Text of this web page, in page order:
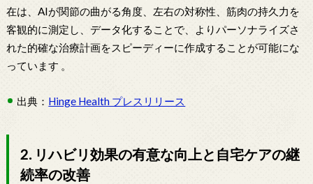
在は、AIが関節の曲がる角度、左右の対称性、筋肉の持久力を
客観的に測定し、データ化することで、よりパーソナライズさ
れた的確な治療計画をスピーディーに作成することが可能にな
っています 。
出典： Hinge Health プレスリリース
2. リハビリ効果の有意な向上と自宅ケアの継
続率の改善